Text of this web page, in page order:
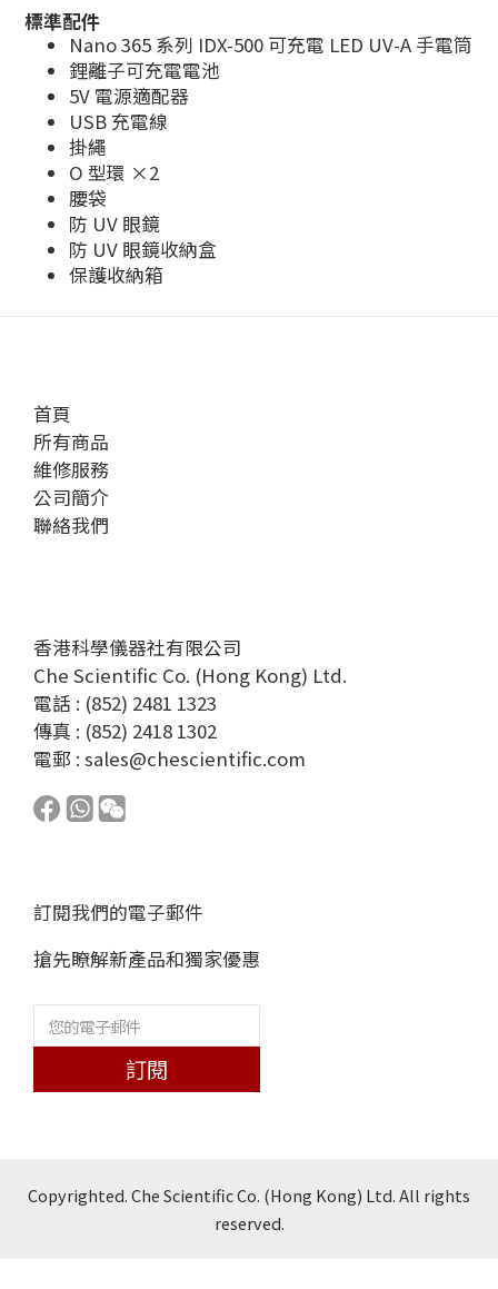
標準配件
Nano 365 系列 IDX-500 可充電 LED UV-A 手電筒
鋰離子可充電電池
5V 電源適配器
USB 充電線
掛繩
O 型環 ×2
腰袋
防 UV 眼鏡
防 UV 眼鏡收納盒
保護收納箱
首頁
所有商品
維修服務
公司簡介
聯絡我們
香港科學儀器社有限公司
Che Scientific Co. (Hong Kong) Ltd.
電話 : (852) 2481 1323
傳真 : (852) 2418 1302
電郵 : sales@chescientific.com
訂閱我們的電子郵件
搶先瞭解新產品和獨家優惠
訂閱
Copyrighted. Che Scientific Co. (Hong Kong) Ltd. All rights
reserved.